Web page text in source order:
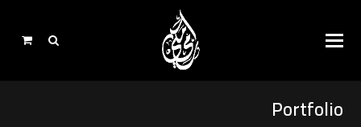
Portfolio